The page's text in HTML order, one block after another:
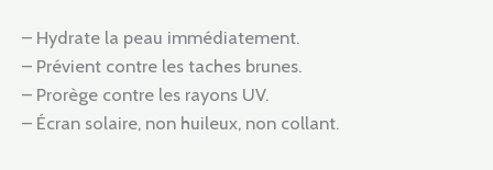
– Hydrate la peau immédiatement.
– Prévient contre les taches brunes.
– Prorège contre les rayons UV.
– Écran solaire, non huileux, non collant.